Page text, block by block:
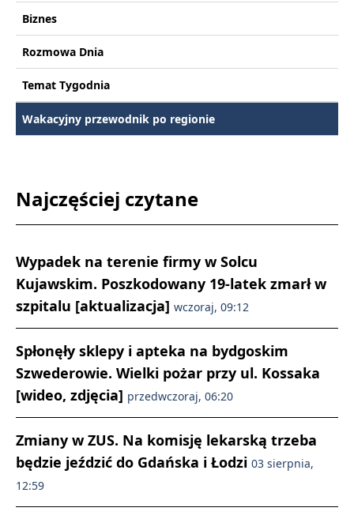
Biznes
Rozmowa Dnia
Temat Tygodnia
Wakacyjny przewodnik po regionie
Najczęściej czytane
Wypadek na terenie firmy w Solcu
Kujawskim. Poszkodowany 19-latek zmarł w
szpitalu [aktualizacja] wczoraj, 09:12
Spłonęły sklepy i apteka na bydgoskim
Szwederowie. Wielki pożar przy ul. Kossaka
[wideo, zdjęcia] przedwczoraj, 06:20
Zmiany w ZUS. Na komisję lekarską trzeba
będzie jeździć do Gdańska i Łodzi 03 sierpnia,
12:59